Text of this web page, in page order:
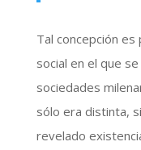
Tal concepción
social en el que
sociedades
sólo era distinta,
revelado